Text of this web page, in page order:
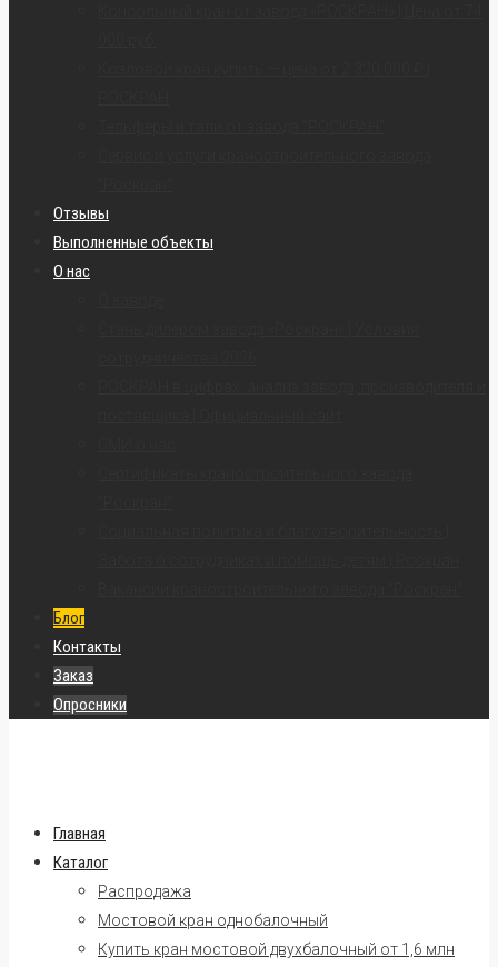
Отзывы
Выполненные объекты
О нас
Блог
Контакты
Заказ
Опросники
Главная
Каталог
Распродажа
Мостовой кран однобалочный
Купить кран мостовой двухбалочный от 1,6 млн